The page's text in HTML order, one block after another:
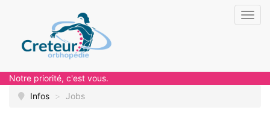
Notre priorité, c'est vous.
Infos
> Jobs